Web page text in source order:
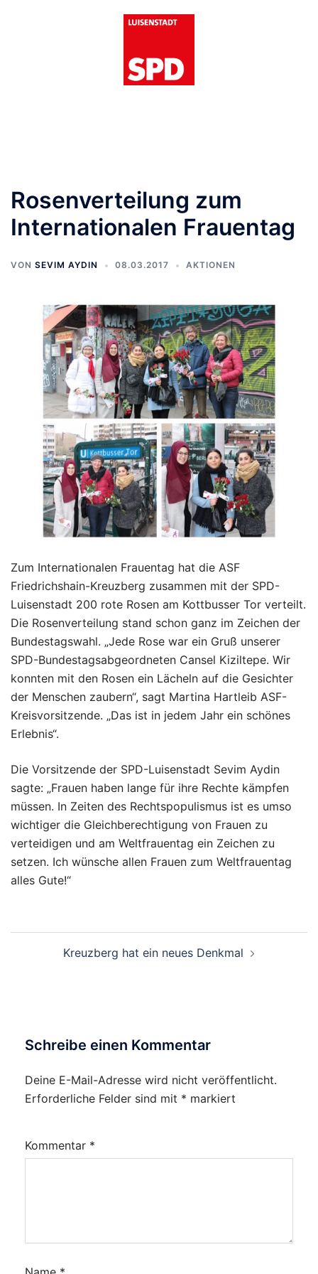
Rosenverteilung zum
Internationalen Frauentag
VON SEVIM AYDIN 08.03.2017 AKTIONEN
Zum Internationalen Frauentag hat die ASF
Friedrichshain-Kreuzberg zusammen mit der SPD-
Luisenstadt 200 rote Rosen am Kottbusser Tor verteilt.
Die Rosenverteilung stand schon ganz im Zeichen der
Bundestagswahl. „Jede Rose war ein Gruß unserer
SPD-Bundestagsabgeordneten Cansel Kiziltepe. Wir
konnten mit den Rosen ein Lächeln auf die Gesichter
der Menschen zaubern“, sagt Martina Hartleib ASF-
Kreisvorsitzende. „Das ist in jedem Jahr ein schönes
Erlebnis“.
Die Vorsitzende der SPD-Luisenstadt Sevim Aydin
sagte: „Frauen haben lange für ihre Rechte kämpfen
müssen. In Zeiten des Rechtspopulismus ist es umso
wichtiger die Gleichberechtigung von Frauen zu
verteidigen und am Weltfrauentag ein Zeichen zu
setzen. Ich wünsche allen Frauen zum Weltfrauentag
alles Gute!“
Kreuzberg hat ein neues Denkmal
Schreibe einen Kommentar
Deine E-Mail-Adresse wird nicht veröffentlicht.
Erforderliche Felder sind mit * markiert
Kommentar *